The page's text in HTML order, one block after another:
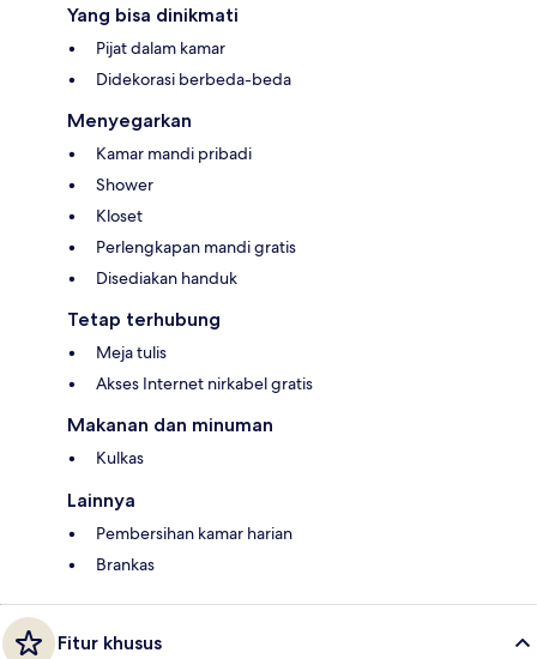
Yang bisa dinikmati
Pijat dalam kamar
Didekorasi berbeda-beda
Menyegarkan
Kamar mandi pribadi
Shower
Kloset
Perlengkapan mandi gratis
Disediakan handuk
Tetap terhubung
Meja tulis
Akses Internet nirkabel gratis
Makanan dan minuman
Kulkas
Lainnya
Pembersihan kamar harian
Brankas
Fitur khusus